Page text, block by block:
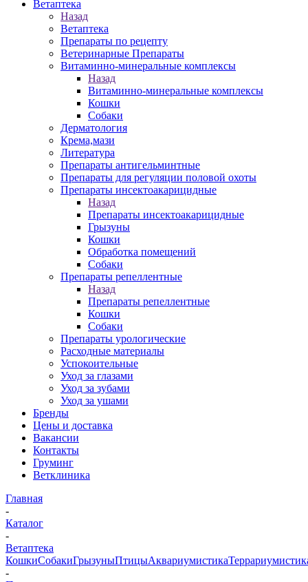
Ветаптека
Назад
Ветаптека
Препараты по рецепту
Ветеринарные Препараты
Витаминно-минеральные комплексы
Назад
Витаминно-минеральные комплексы
Кошки
Собаки
Дерматология
Крема,мази
Литература
Препараты антигельминтные
Препараты для регуляции половой охоты
Препараты инсектоакарицидные
Назад
Препараты инсектоакарицидные
Грызуны
Кошки
Обработка помещений
Собаки
Препараты репеллентные
Назад
Препараты репеллентные
Кошки
Собаки
Препараты урологические
Расходные материалы
Успокоительные
Уход за глазами
Уход за зубами
Уход за ушами
Бренды
Цены и доставка
Вакансии
Контакты
Груминг
Ветклиника
Главная
-
Каталог
-
Ветаптека
КошкиСобакиГрызуныПтицыАквариумистика
-